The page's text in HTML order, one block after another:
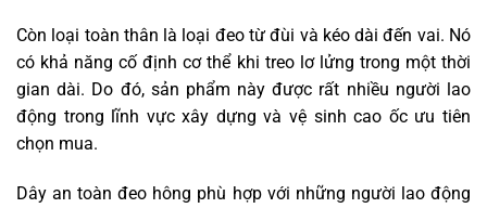
Còn loại toàn thân là loại đeo từ đùi và kéo dài đến vai. Nó
có khả năng cố định cơ thể khi treo lơ lửng trong một thời
gian dài. Do đó, sản phẩm này được rất nhiều người lao
động trong lĩnh vực xây dựng và vệ sinh cao ốc ưu tiên
chọn mua.
Dây an toàn đeo hông phù hợp với những người lao động